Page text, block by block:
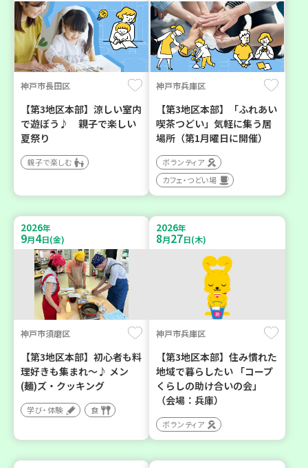
神戸市長田区
【第3地区本部】涼しい室内
で遊ぼう♪ 親子で楽しい
夏祭り
親子で楽しむ
神戸市兵庫区
【第3地区本部】「ふれあい
喫茶つどい」気軽に集う居
場所（第1月曜日に開催）
ボランティア
カフェ・つどい場
2026年
9月4日(金)
神戸市須磨区
【第3地区本部】初心者も料
理好きも集まれ～♪ メン
(麺)ズ・クッキング
学び・体験 食
2026年
8月27日(木)
神戸市兵庫区
【第3地区本部】住み慣れた
地域で暮らしたい 「コープ
くらしの助け合いの会」
（会場：兵庫）
ボランティア